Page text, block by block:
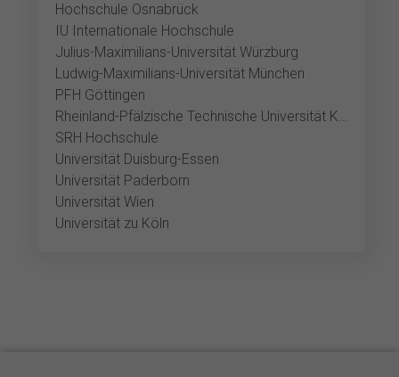
Hochschule Osnabrück
IU Internationale Hochschule
Julius-Maximilians-Universität Würzburg
Ludwig-Maximilians-Universität München
PFH Göttingen
Rheinland-Pfälzische Technische Universität Kaiserslautern-Landau
SRH Hochschule
Universität Duisburg-Essen
Universität Paderborn
Universität Wien
Universität zu Köln